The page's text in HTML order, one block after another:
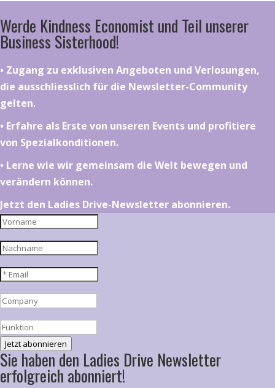
Werde Kindness Economist und Teil unserer
Business Sisterhood!
•⁠ ⁠⁠Zugang zu exklusiven Angeboten und Verlosungen,
die ausschliesslich für die Newsletter-Community
gelten.
•⁠ ⁠⁠Erfahre als Erste von unseren Events und profitiere
von Spezialkonditionen.
•⁠ ⁠⁠Lerne wie wir gemeinsam die Welt bewegen und
verändern können.
Jetzt den Ladies Drive-Newsletter abonnieren.
Jetzt abonnieren
Sie haben den Ladies Drive Newsletter
erfolgreich abonniert!